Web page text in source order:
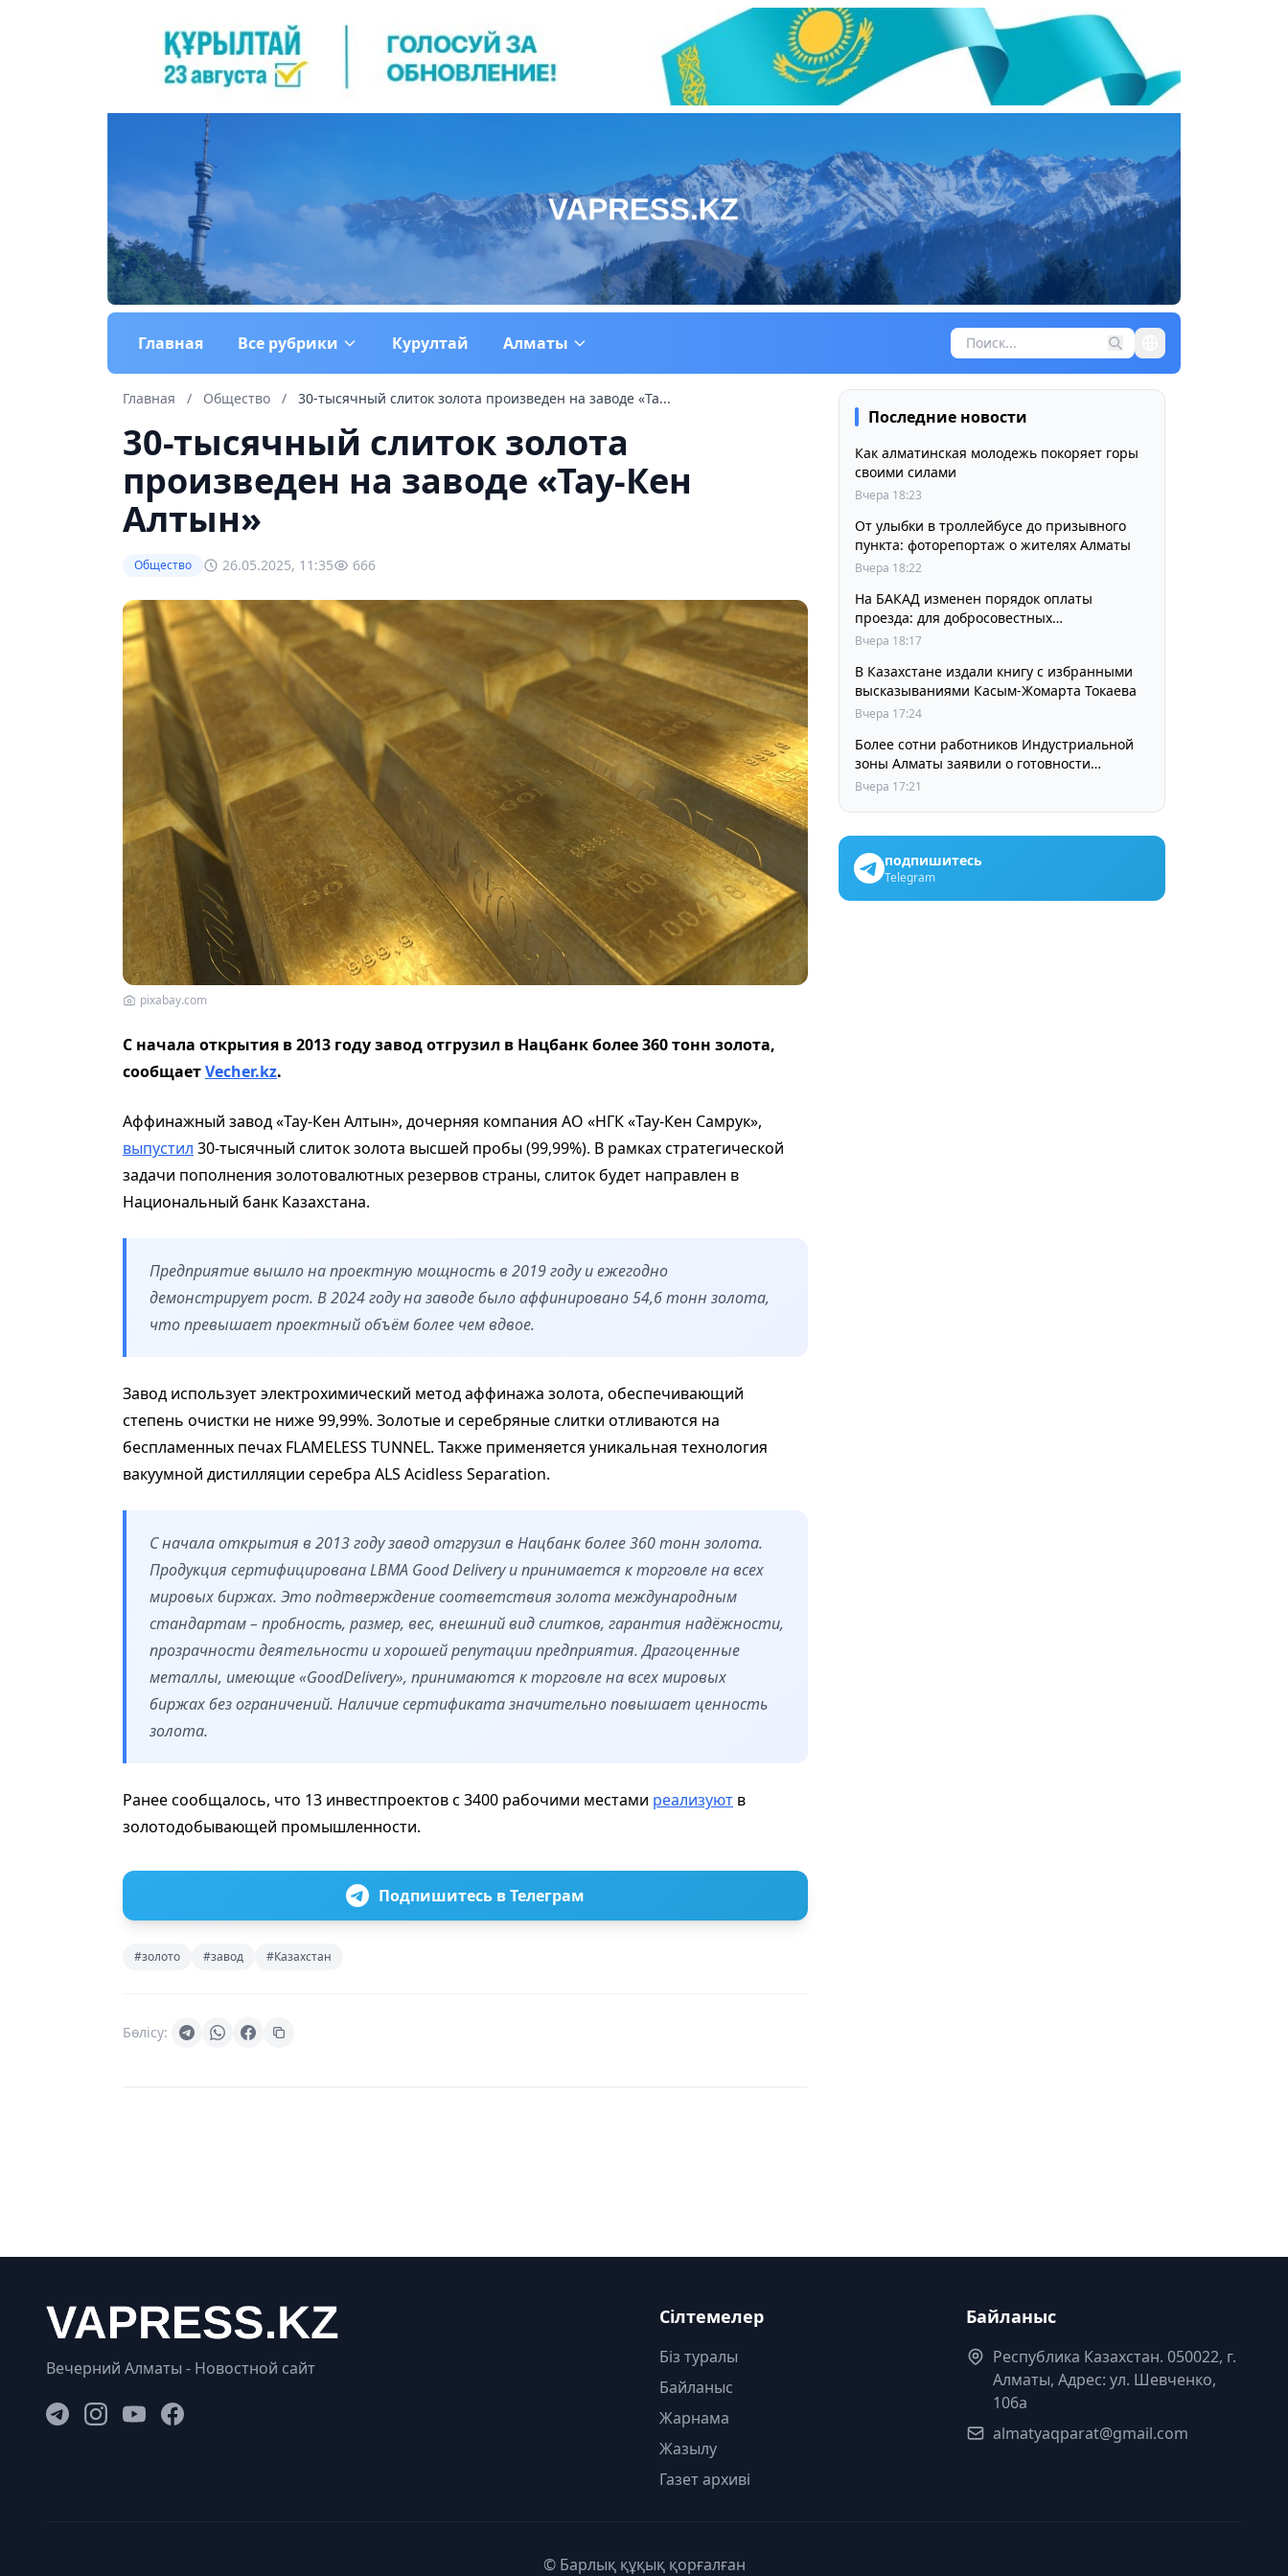
Главная Все рубрики Курултай Алматы
Главная / Общество / 30-тысячный слиток золота произведен на заводе «Та...
30-тысячный слиток золота
произведен на заводе «Тау-Кен
Алтын»
Общество 26.05.2025, 11:35 666
pixabay.com
С начала открытия в 2013 году завод отгрузил в Нацбанк более 360 тонн золота,
сообщаетVecher.kz.
Аффинажный завод «Тау-Кен Алтын», дочерняя компания АО «НГК «Тау-Кен Самрук»,
выпустил 30-тысячный слиток золота высшей пробы (99,99%). В рамках стратегической
задачи пополнения золотовалютных резервов страны, слиток будет направлен в
Национальный банк Казахстана.
Предприятие вышло на проектную мощность в 2019 году и ежегодно
демонстрирует рост. В 2024 году на заводе было аффинировано 54,6 тонн золота,
что превышает проектный объём более чем вдвое.
Завод использует электрохимический метод аффинажа золота, обеспечивающий
степень очистки не ниже 99,99%. Золотые и серебряные слитки отливаются на
беспламенных печах FLAMELESS TUNNEL. Также применяется уникальная технология
вакуумной дистилляции серебра ALS Acidless Separation.
С начала открытия в 2013 году завод отгрузил в Нацбанк более 360 тонн золота.
Продукция сертифицирована LBMA Good Delivery и принимается к торговле на всех
мировых биржах. Это подтверждение соответствия золота международным
стандартам – пробность, размер, вес, внешний вид слитков, гарантия надёжности,
прозрачности деятельности и хорошей репутации предприятия. Драгоценные
металлы, имеющие «GoodDelivery», принимаются к торговле на всех мировых
биржах без ограничений. Наличие сертификата значительно повышает ценность
золота.
Ранее сообщалось, что 13 инвестпроектов с 3400 рабочими местами реализуют в
золотодобывающей промышленности.
Подпишитесь в Телеграм
#золото #завод #Казахстан
Бөлісу:
Последние новости
Как алматинская молодежь покоряет горы
своими силами
Вчера 18:23
От улыбки в троллейбусе до призывного
пункта: фоторепортаж о жителях Алматы
Вчера 18:22
На БАКАД изменен порядок оплаты
проезда: для добросовестных
пользователей стоимость остается
Вчера 18:17
В Казахстане издали книгу с избранными
высказываниями Касым-Жомарта Токаева
Вчера 17:24
Более сотни работников Индустриальной
зоны Алматы заявили о готовности
принять участие в выборах членов
Вчера 17:21
подпишитесь
Telegram
Вечерний Алматы - Новостной сайт
Сілтемелер
Біз туралы
Байланыс
Жарнама
Жазылу
Газет архиві
Байланыс
Республика Казахстан. 050022, г.
Алматы, Адрес: ул. Шевченко,
106а
almatyaqparat@gmail.com
© Барлық құқық қорғалған